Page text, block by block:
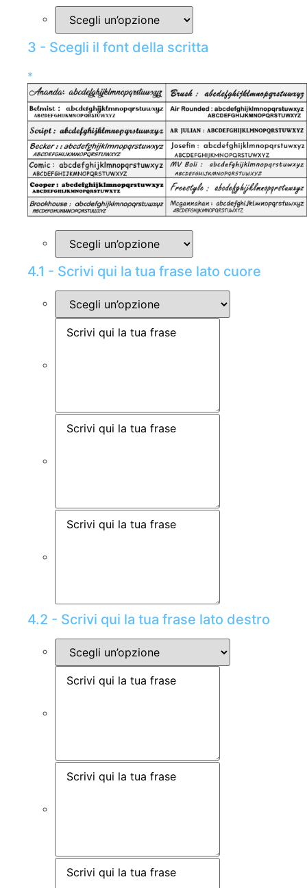
3 - Scegli il font della scritta
*
4.1 - Scrivi qui la tua frase lato cuore
4.2 - Scrivi qui la tua frase lato destro